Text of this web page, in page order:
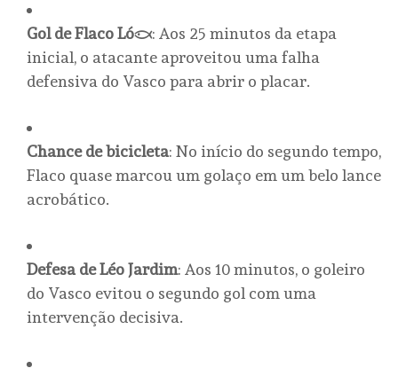
Gol de Flaco López: Aos 25 minutos da etapa
inicial, o atacante aproveitou uma falha
defensiva do Vasco para abrir o placar.
Chance de bicicleta: No início do segundo tempo,
Flaco quase marcou um golaço em um belo lance
acrobático.
Defesa de Léo Jardim: Aos 10 minutos, o goleiro
do Vasco evitou o segundo gol com uma
intervenção decisiva.